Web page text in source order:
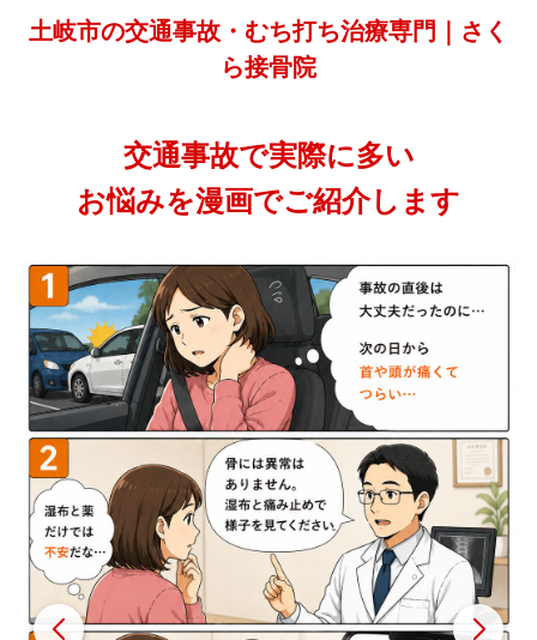
土岐市の交通事故・むち打ち治療専門｜さく
ら接骨院
交通事故で実際に多い
お悩みを漫画でご紹介します